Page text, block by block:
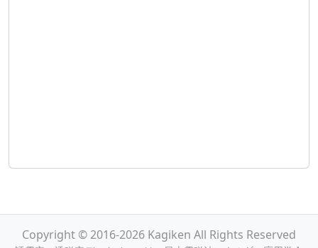
Copyright © 2016-2026 Kagiken All Rights Reserved